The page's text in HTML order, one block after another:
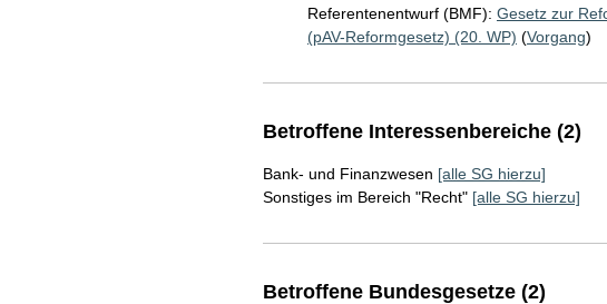
Referentenentwurf (BMF): Gesetz zur
(pAV-Reformgesetz) (20. WP) (Vorgang)
Betroffene Interessenbereiche (2)
Bank- und Finanzwesen [alle SG hierzu]
Sonstiges im Bereich "Recht" [alle SG hierzu]
Betroffene Bundesgesetze (2)